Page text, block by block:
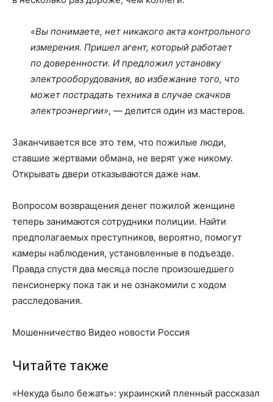
«Вы понимаете, нет никакого акта контрольного
измерения. Пришел агент, который работает
по доверенности. И предложил установку
электрооборудования, во избежание того, что
может пострадать техника в случае скачков
электроэнергии», — делится один из мастеров.
Заканчивается все это тем, что пожилые люди,
ставшие жертвами обмана, не верят уже никому.
Открывать двери отказываются даже нам.
Вопросом возвращения денег пожилой женщине
теперь занимаются сотрудники полиции. Найти
предполагаемых преступников, вероятно, помогут
камеры наблюдения, установленные в подъезде.
Правда спустя два месяца после произошедшего
пенсионерку пока так и не ознакомили с ходом
расследования.
Мошенничество Видео новости Россия
Читайте также
«Некуда было бежать»: украинский пленный рассказал